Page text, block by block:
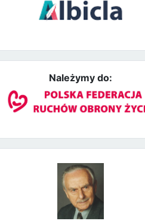
Należymy do: